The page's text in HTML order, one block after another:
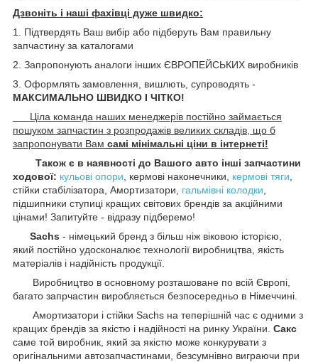
Дзвоніть і наші фахівці дуже швидко:
1. Підтвердять Ваш вибір або підберуть Вам правильну
запчастину за каталогами
2. Запропонують аналоги інших ЄВРОПЕЙСЬКИХ виробників
3. Оформлять замовлення, вишлють, супроводять -
МАКСИМАЛЬНО ШВИДКО І ЧІТКО!
Ціла команда наших менеджерів постійно займається
пошуком запчастин з розпродажів великих складів, що б
запропонувати Вам самі мінімальні ціни в інтернеті!
Також є в наявності до Вашого авто інші запчастини
ходової: кульові опори , кермові наконечники, кермові тяги
стійки стабілізатора, Амортизатори, гальмівні колодки
підшипники ступиці кращих світових брендів за акційними
цінами! Запитуйте - відразу підберемо!
Sachs - німецький бренд з більш ніж віковою історією,
який постійно удосконалює технології виробництва, якість
матеріалів і надійність продукції.
Виробництво в основному розташоване по всій Європі,
багато запрчастин виробляється безпосередньо в Німеччині.
Амортизатори і стійки Sachs на теперішній час є одними з
кращих брендів за якістю і надійності на ринку України. Сакс
саме той виробник, який за якістю може конкурувати з
оригінальними автозапчастинами, безсумнівно виграючи при